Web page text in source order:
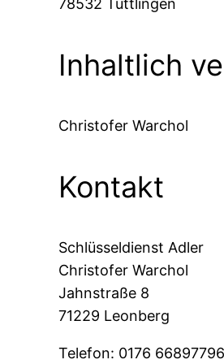
78532 Tuttlingen
Inhaltlich
Christofer Warchol
Kontakt
Schlüsseldienst Adler
Christofer Warchol
Jahnstraße 8
71229 Leonberg
Telefon: 0176 66897796